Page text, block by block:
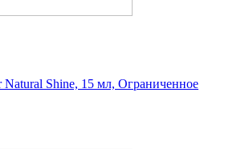
Natural Shine, 15 мл, Ограниченное